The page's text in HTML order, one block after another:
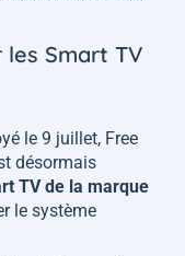
les Smart TV
le 9 juillet, Free
désormais
TV de la marque
le système